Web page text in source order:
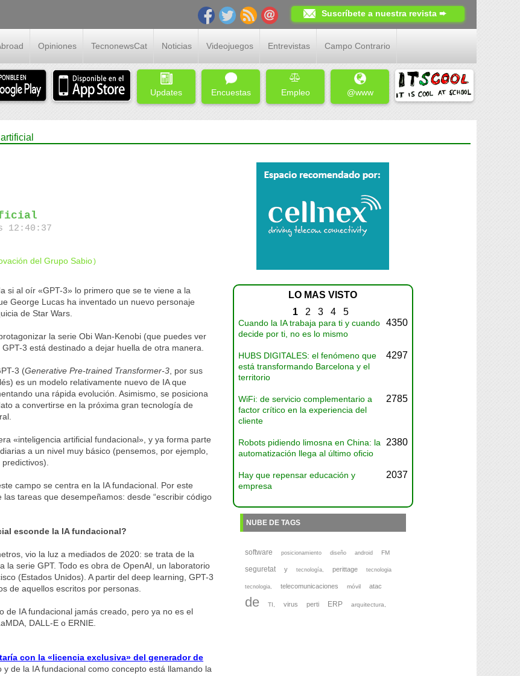
Suscríbete a nuestra revista ➨
Opiniones TecnonewsCat Noticias Videojuegos Entrevistas Campo Contrario
Updates Encuestas Empleo @www
12:40:37
del Grupo Sabio )
si al oír «GPT-3» lo primero que se te viene a la
George Lucas ha inventado un nuevo personaje
de Star Wars.
la serie Obi Wan-Kenobi (que puedes ver
3 está destinado a dejar huella de otra manera.
3 (Generative Pre-trained Transformer-3 , por sus
es un modelo relativamente nuevo de IA que
una rápida evolución. Asimismo, se posiciona
a convertirse en la próxima gran tecnología de
«inteligencia artificial fundacional», y ya forma parte
a un nivel muy básico (pensemos, por ejemplo,
campo se centra en la IA fundacional. Por este
tareas que desempeñamos: desde “escribir código
esconde la IA fundacional?
vio la luz a mediados de 2020: se trata de la
serie GPT. Todo es obra de OpenAI, un laboratorio
(Estados Unidos). A partir del deep learning, GPT-3
de aquellos escritos por personas.
de IA fundacional jamás creado, pero ya no es el
DALL-E o ERNIE.
con la «licencia exclusiva» del generador de
y de la IA fundacional como concepto está llamando la
LO MAS VISTO
1 2 3 4 5
Cuando la IA trabaja para ti y cuando
decide por ti, no es lo mismo
4350
HUBS DIGITALES: el fenómeno que
está transformando Barcelona y el
territorio
4297
WiFi: de servicio complementario a
factor crítico en la experiencia del
cliente
2785
Robots pidiendo limosna en China: la
automatización llega al último oficio
2380
Hay que repensar educación y
empresa
2037
NUBE DE TAGS
software posicionamiento diseño android FM
seguretat y tecnología, perittage tecnologia
tecnologia, telecomunicaciones móvil atac
de TI, virus perti ERP arquitectura,